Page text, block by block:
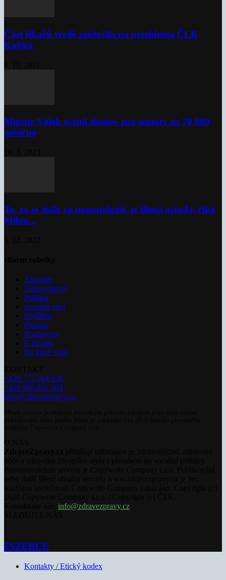
Část lékařů tvrdě zaútočila na prezidenta ČLK
Kubka
Ministr Válek ocenil domov pro seniory za 70 000
měsíčně
To, co se stalo ve stomatologii, je šílená ostuda, říká
Milan...
Aktuality
Zdravotnictví
Politika
Sociální věci
Pojištění
Pharma
Rozhovory
E-Health
Ke kávě i čaji
+420 777 264 528
+420 606 831 394
info@zdravezpravy.cz
info@zdravezpravy.cz
INZERCE
Kontakty / Etický kodex